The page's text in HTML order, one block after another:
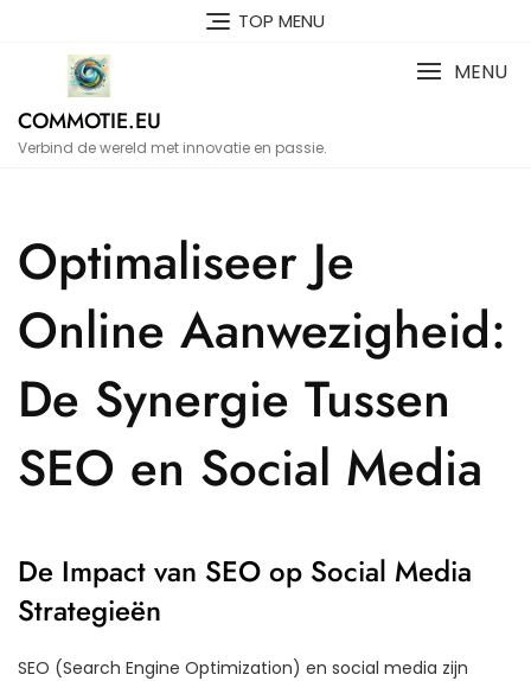
TOP MENU
COMMOTIE.EU
Verbind de wereld met innovatie en passie.
MENU
Optimaliseer Je
Online Aanwezigheid:
De Synergie Tussen
SEO en Social Media
De Impact van SEO op Social Media
Strategieën
SEO (Search Engine Optimization) en social media zijn